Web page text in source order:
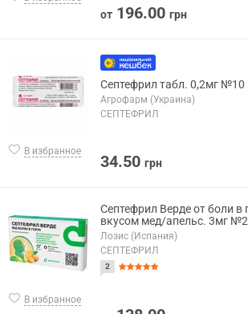
от 196.00 грн
В избранное
Септефрил табл. 0,2мг №10
Агрофарм (Украина)
СЕПТЕФРИЛ
34.50 грн
В избранное
Септефрил Верде от боли в
вкусом мед/апельс. 3мг
Лозис (Испания)
СЕПТЕФРИЛ
2